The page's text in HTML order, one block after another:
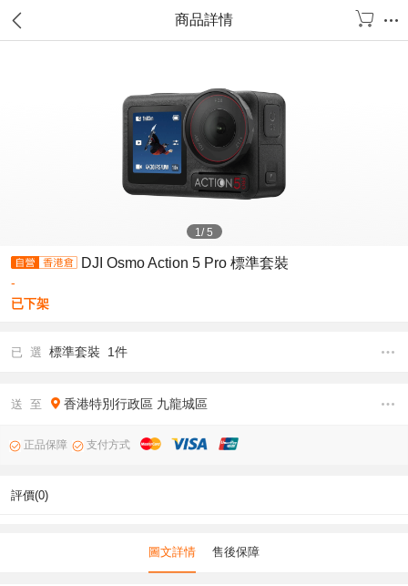
商品詳情
1/5
DJI Osmo Action 5 Pro 標準套裝
-
已下架
已 選 標準套裝 1件
送 至 香港特別行政區 九龍城區
正品保障 支付方式
評價(0)
圖文詳情 售後保障